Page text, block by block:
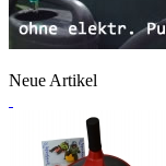
Neue Artikel